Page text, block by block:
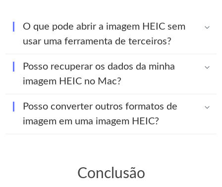
O que pode abrir a imagem HEIC sem
usar uma ferramenta de terceiros?
Posso recuperar os dados da minha
imagem HEIC no Mac?
Posso converter outros formatos de
imagem em uma imagem HEIC?
Conclusão